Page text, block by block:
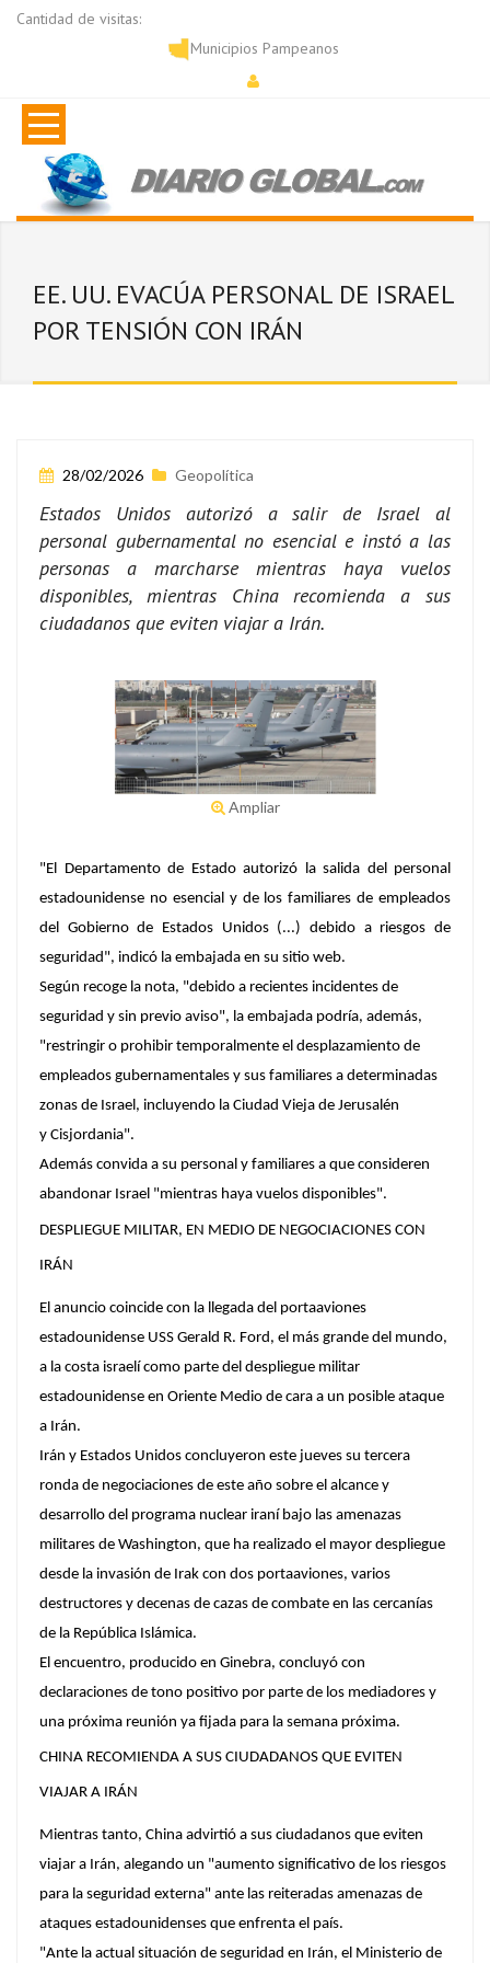
Cantidad de visitas:
Municipios Pampeanos
EE. UU. EVACÚA PERSONAL DE ISRAEL
POR TENSIÓN CON IRÁN
28/02/2026 Geopolítica
Estados Unidos autorizó a salir de Israel al
personal gubernamental no esencial e instó a las
personas a marcharse mientras haya vuelos
disponibles, mientras China recomienda a sus
ciudadanos que eviten viajar a Irán.
Ampliar
"El Departamento de Estado autorizó la salida del personal
estadounidense no esencial y de los familiares de empleados
del Gobierno de Estados Unidos (...) debido a riesgos de
seguridad", indicó la embajada en su sitio web.
Según recoge la nota, "debido a recientes incidentes de
seguridad y sin previo aviso", la embajada podría, además,
"restringir o prohibir temporalmente el desplazamiento de
empleados gubernamentales y sus familiares a determinadas
zonas de Israel, incluyendo la Ciudad Vieja de Jerusalén
y Cisjordania".
Además convida a su personal y familiares a que consideren
abandonar Israel "mientras haya vuelos disponibles".
DESPLIEGUE MILITAR, EN MEDIO DE NEGOCIACIONES CON
IRÁN
El anuncio coincide con la llegada del portaaviones
estadounidense USS Gerald R. Ford, el más grande del mundo,
a la costa israelí como parte del despliegue militar
estadounidense en Oriente Medio de cara a un posible ataque
a Irán.
Irán y Estados Unidos concluyeron este jueves su tercera
ronda de negociaciones de este año sobre el alcance y
desarrollo del programa nuclear iraní bajo las amenazas
militares de Washington, que ha realizado el mayor despliegue
desde la invasión de Irak con dos portaaviones, varios
destructores y decenas de cazas de combate en las cercanías
de la República Islámica.
El encuentro, producido en Ginebra, concluyó con
declaraciones de tono positivo por parte de los mediadores y
una próxima reunión ya fijada para la semana próxima.
CHINA RECOMIENDA A SUS CIUDADANOS QUE EVITEN
VIAJAR A IRÁN
Mientras tanto, China advirtió a sus ciudadanos que eviten
viajar a Irán, alegando un "aumento significativo de los riesgos
para la seguridad externa" ante las reiteradas amenazas de
ataques estadounidenses que enfrenta el país.
"Ante la actual situación de seguridad en Irán, el Ministerio de